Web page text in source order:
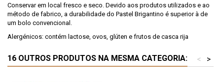
Conservar em local fresco e seco. Devido aos produtos utilizados e ao
método de fabrico, a durabilidade do Pastel Brigantino é superior à de
um bolo convencional.
Alergénicos: contém lactose, ovos, glúten e frutos de casca rija
16 OUTROS PRODUTOS NA MESMA CATEGORIA: >
<